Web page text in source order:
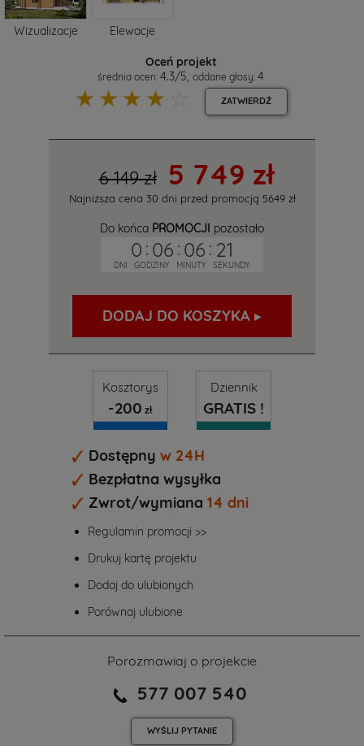
Wizualizacje Elewacje
Oceń projekt
średnia ocen: 4.3/5 oddane głosy: 4
☆
☆
☆
☆ ZATWIERDŹ
6 149 zł 5 749 zł
Najniższa cena 30 dni przed promocją 5649 zł
Do końca PROMOCJI pozostało
0 : 06 : 06 : 21
DNI GODZINY MINUTY SEKUNDY
DODAJ DO KOSZYKA ▸
Kosztorys
-200 zł
Dziennik
GRATIS !
Dostępny w 24H
Bezpłatna wysyłka
Zwrot/wymiana 14 dni
Regulamin promocji >>
Drukuj kartę projektu
Dodaj do ulubionych
Porównaj ulubione
Porozmawiaj o projekcie
577 007 540
WYŚLIJ PYTANIE